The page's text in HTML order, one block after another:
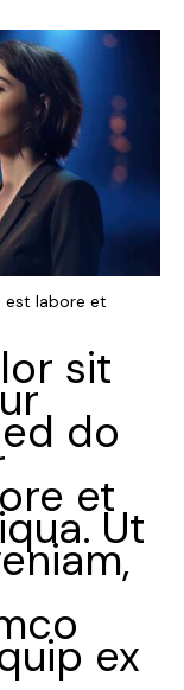
est labore et
sit
do
et
Ut
ex